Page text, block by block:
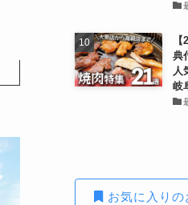
典
人
岐
お気に入り